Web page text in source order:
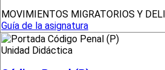
MOVIMIENTOS MIGRATORIOS Y
Guía de la asignatura
Unidad Didáctica